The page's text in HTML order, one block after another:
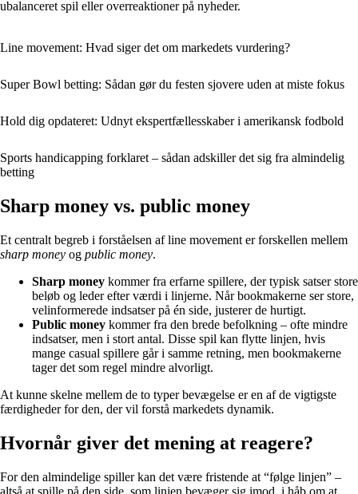
ubalanceret spil eller overreaktioner på nyheder.
Line movement: Hvad siger det om markedets vurdering?
Super Bowl betting: Sådan gør du festen sjovere uden at miste fokus
Hold dig opdateret: Udnyt ekspertfællesskaber i amerikansk fodbold
Sports handicapping forklaret – sådan adskiller det sig fra almindelig
betting
Sharp money vs. public money
Et centralt begreb i forståelsen af line movement er forskellen mellem
sharp money og public money.
Sharp money kommer fra erfarne spillere, der typisk satser store
beløb og leder efter værdi i linjerne. Når bookmakerne ser store,
velinformerede indsatser på én side, justerer de hurtigt.
Public money kommer fra den brede befolkning – ofte mindre
indsatser, men i stort antal. Disse spil kan flytte linjen, hvis
mange casual spillere går i samme retning, men bookmakerne
tager det som regel mindre alvorligt.
At kunne skelne mellem de to typer bevægelse er en af de vigtigste
færdigheder for den, der vil forstå markedets dynamik.
Hvornår giver det mening at reagere?
For den almindelige spiller kan det være fristende at “følge linjen” –
altså at spille på den side, som linjen bevæger sig imod, i håb om at